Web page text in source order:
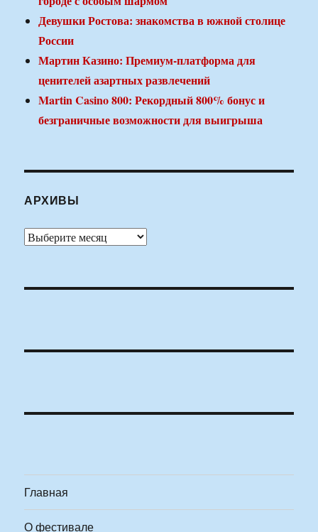
Девушки Ростова: знакомства в южной столице
России
Мартин Казино: Премиум-платформа для
ценителей азартных развлечений
Martin Casino 800: Рекордный 800% бонус и
безграничные возможности для выигрыша
АРХИВЫ
Архивы
Главная
О фестивале